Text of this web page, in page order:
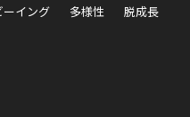
ーイング 多様性 脱成長